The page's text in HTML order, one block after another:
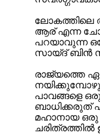
ആര് എന്ന
പറയാവുന്ന
സായ്ദ് ബിന്‍
രാജ്യത്തെ
പാവങ്ങളെ
ബാധിക്കരുത്
മഹാനായ
ചരിത്രത്തില്‍